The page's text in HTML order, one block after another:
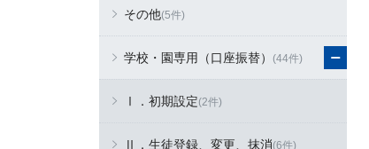
その他(5件)
学校・園専用（口座振替） (44件)
Ⅰ．初期設定(2件)
Ⅱ．生徒登録、変更、抹消(6件)